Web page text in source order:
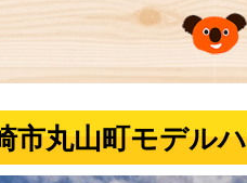
市丸山町モデル